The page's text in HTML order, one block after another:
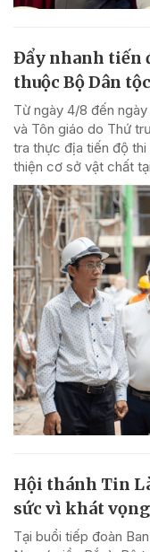
Đẩy nhanh tiến
thuộc Bộ Dân
Từ ngày 4/8 đến
và Tôn giáo do Thứ
tra thực địa tiến độ
thiện cơ sở vật chất
Hội thánh Tin
sức vì khát
Tại buổi tiếp đoàn